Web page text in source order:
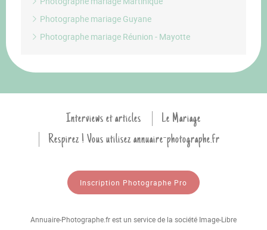
Photographe mariage Guyane
Photographe mariage Réunion - Mayotte
Interviews et articles
Le Mariage
Respirez ! Vous utilisez annuaire-photographe.fr
Inscription Photographe Pro
Annuaire-Photographe.fr est un service de la société Image-Libre